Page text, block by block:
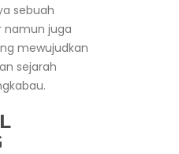
sebuah
namun juga
mewujudkan
sejarah